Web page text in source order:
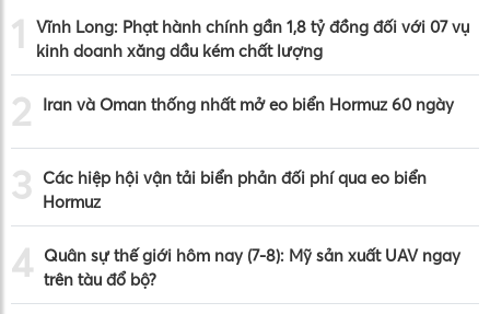
1
Vĩnh Long: Phạt hành chính gần 1,8 tỷ đồng đối với 07 vụ
kinh doanh xăng dầu kém chất lượng
2 Iran và Oman thống nhất mở eo biển Hormuz 60 ngày
3 Các hiệp hội vận tải biển phản đối phí qua eo biển
Hormuz
4 Quân sự thế giới hôm nay (7-8): Mỹ sản xuất UAV ngay
trên tàu đổ bộ?